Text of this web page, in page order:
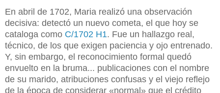
En abril de 1702, Maria realizó una observación
decisiva: detectó un nuevo cometa, el que hoy se
cataloga como C/1702 H1. Fue un hallazgo real,
técnico, de los que exigen paciencia y ojo entrenado.
Y, sin embargo, el reconocimiento formal quedó
envuelto en la bruma... publicaciones con el nombre
de su marido, atribuciones confusas y el viejo reflejo
de la época de considerar «normal» que el crédito